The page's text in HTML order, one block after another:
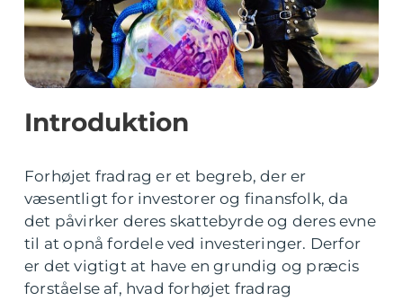
Introduktion
Forhøjet fradrag er et begreb, der er
væsentligt for investorer og finansfolk, da
det påvirker deres skattebyrde og deres evne
til at opnå fordele ved investeringer. Derfor
er det vigtigt at have en grundig og præcis
forståelse af, hvad forhøjet fradrag